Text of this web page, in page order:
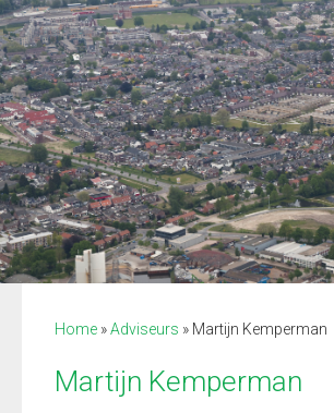
Home »Adviseurs » Martijn Kemperman
Martijn Kemperman